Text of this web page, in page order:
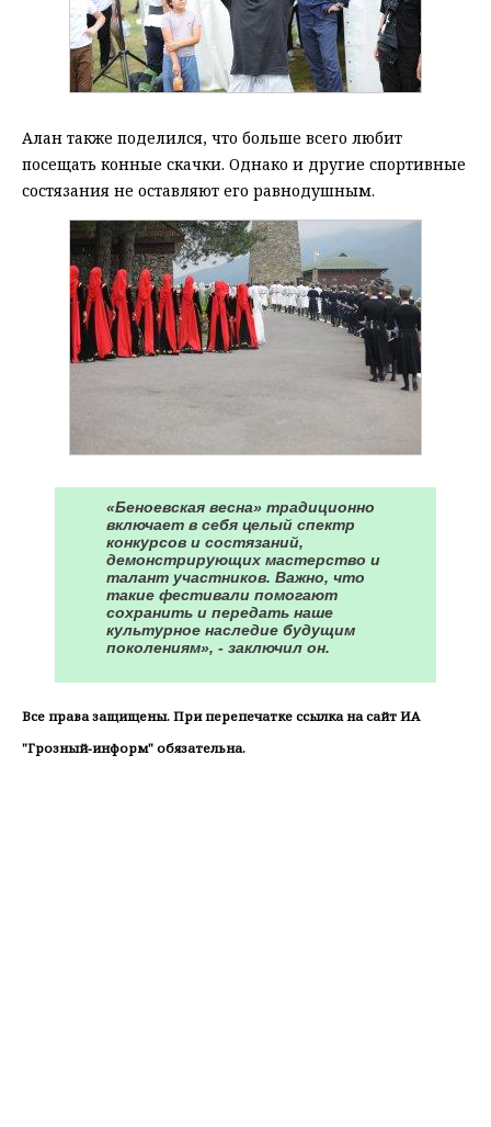
Алан также поделился, что больше всего любит
посещать конные скачки. Однако и другие спортивные
состязания не оставляют его равнодушным.
«Беноевская весна» традиционно
включает в себя целый спектр
конкурсов и состязаний,
демонстрирующих мастерство и
талант участников. Важно, что
такие фестивали помогают
сохранить и передать наше
культурное наследие будущим
поколениям», - заключил он.
Все права защищены. При перепечатке ссылка на сайт ИА
"Грозный-информ" обязательна.